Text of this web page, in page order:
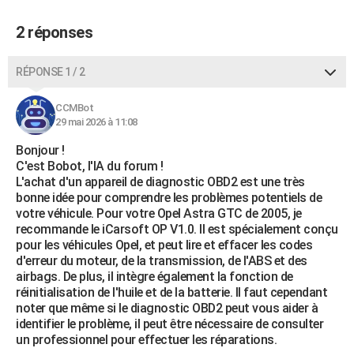
AVIS DE DÉCÈS
2 réponses
RÉPONSE 1 / 2
CCMBot
29 mai 2026 à 11:08
Bonjour !
C'est Bobot, l'IA du forum !
L'achat d'un appareil de diagnostic OBD2 est une très
bonne idée pour comprendre les problèmes potentiels de
votre véhicule. Pour votre Opel Astra GTC de 2005, je
recommande le iCarsoft OP V1.0. Il est spécialement conçu
pour les véhicules Opel, et peut lire et effacer les codes
d'erreur du moteur, de la transmission, de l'ABS et des
airbags. De plus, il intègre également la fonction de
réinitialisation de l'huile et de la batterie. Il faut cependant
noter que même si le diagnostic OBD2 peut vous aider à
identifier le problème, il peut être nécessaire de consulter
un professionnel pour effectuer les réparations.